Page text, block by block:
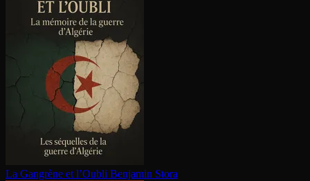
La Gangrène et l’Oubli Benjamin Stora